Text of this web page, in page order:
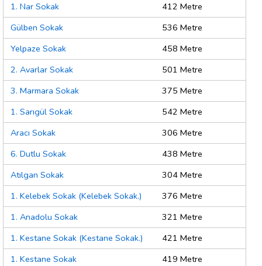
1. Nar Sokak
412 Metre
Gülben Sokak
536 Metre
Yelpaze Sokak
458 Metre
2. Avarlar Sokak
501 Metre
3. Marmara Sokak
375 Metre
1. Sarıgül Sokak
542 Metre
Aracı Sokak
306 Metre
6. Dutlu Sokak
438 Metre
Atılgan Sokak
304 Metre
1. Kelebek Sokak (Kelebek Sokak.)
376 Metre
1. Anadolu Sokak
321 Metre
1. Kestane Sokak (Kestane Sokak.)
421 Metre
1. Kestane Sokak
419 Metre